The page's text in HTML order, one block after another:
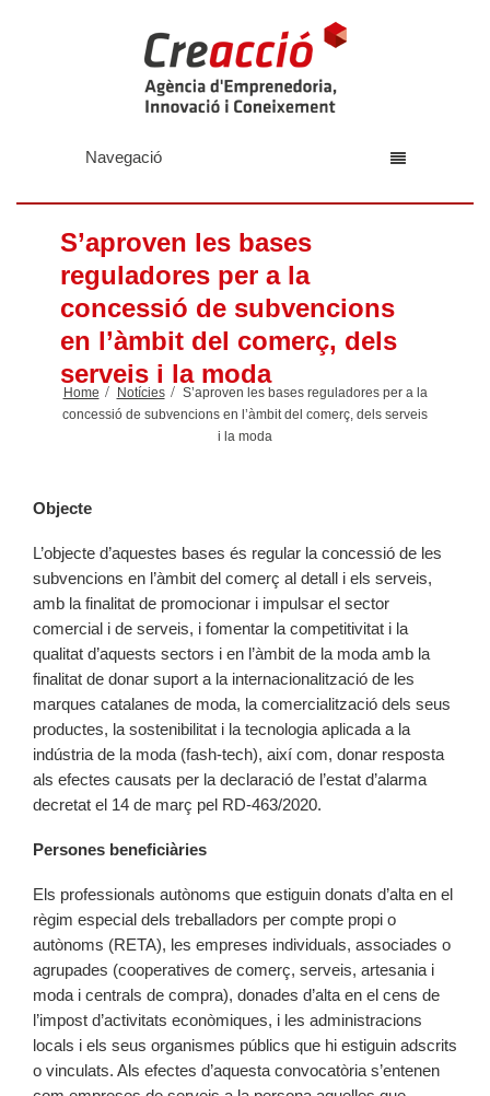
Navegació
S’aproven les bases
reguladores per a la
concessió de subvencions
en l’àmbit del comerç, dels
serveis i la moda
Home Notícies
S’aproven les bases reguladores per a la
concessió de subvencions en l’àmbit del comerç, dels serveis
i la moda
Objecte
L’objecte d’aquestes bases és regular la concessió de les
subvencions en l’àmbit del comerç al detall i els serveis,
amb la finalitat de promocionar i impulsar el sector
comercial i de serveis, i fomentar la competitivitat i la
qualitat d’aquests sectors i en l’àmbit de la moda amb la
finalitat de donar suport a la internacionalització de les
marques catalanes de moda, la comercialització dels seus
productes, la sostenibilitat i la tecnologia aplicada a la
indústria de la moda (fash-tech), així com, donar resposta
als efectes causats per la declaració de l’estat d’alarma
decretat el 14 de març pel RD-463/2020.
Persones beneficiàries
Els professionals autònoms que estiguin donats d’alta en el
règim especial dels treballadors per compte propi o
autònoms (RETA), les empreses individuals, associades o
agrupades (cooperatives de comerç, serveis, artesania i
moda i centrals de compra), donades d’alta en el cens de
l’impost d’activitats econòmiques, i les administracions
locals i els seus organismes públics que hi estiguin adscrits
o vinculats. Als efectes d’aquesta convocatòria s’entenen